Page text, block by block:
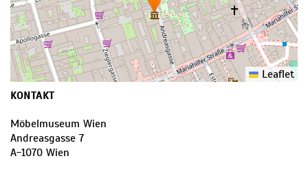
Leaflet
KONTAKT
Möbelmuseum Wien
Andreasgasse 7
A-1070 Wien